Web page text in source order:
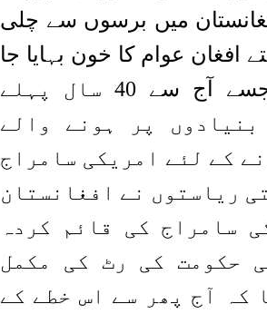
میں برسوں سے چلی
عوام کا خون بہایا جا
رہاہے، یہ اسی جنگ کا تسلسل ہے جسے آج سے 40 سال پہلے
بنیادوں پر ہونے والے
کے لئے امریکی سامراج
ریاستوں نے افغانستان
سامراج کی قائم کردہ
حکومت کی رٹ کی مکمل
کہ آج پھر سے اس خطے کے